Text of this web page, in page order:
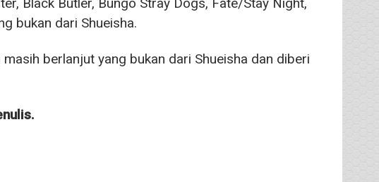
bukan dari Shueisha.
berlanjut yang bukan dari Shueisha dan diberi